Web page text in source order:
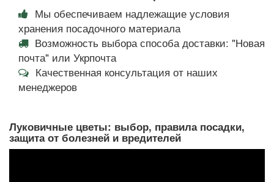
Мы обеспечиваем надлежащие условия
хранения посадочного материала
Возможность выбора способа доставки: "Новая
почта" или Укрпочта
Качественная консультация от наших
менеджеров
Луковичные цветы: выбор, правила посадки,
защита от болезней и вредителей